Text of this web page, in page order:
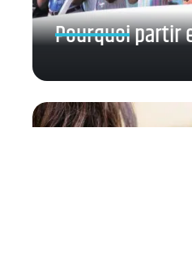
Pourquoi partir